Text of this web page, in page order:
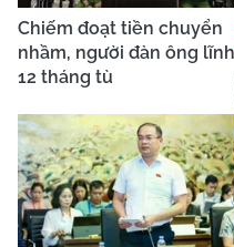
Chiếm đoạt tiền chuyển
nhầm, người đàn ông lĩnh
12 tháng tù